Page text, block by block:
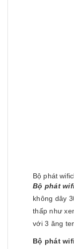
Bộ phát
Bộ phát
không dây
thấp như
với 3 ăng
Bộ phát